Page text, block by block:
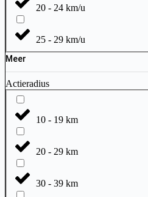
20 - 24 km/u
25 - 29 km/u
Meer
Actieradius
10 - 19 km
20 - 29 km
30 - 39 km